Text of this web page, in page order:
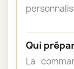
Qui
La